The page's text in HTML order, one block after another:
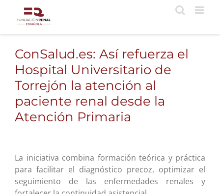
contenido
ConSalud.es: Así refuerza el
Hospital Universitario de
Torrejón la atención al
paciente renal desde la
Atención Primaria
La iniciativa combina formación teórica y práctica
para facilitar el diagnóstico precoz, optimizar el
seguimiento de las enfermedades renales y